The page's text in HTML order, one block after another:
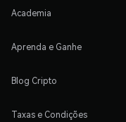
Academia
Aprenda e Ganhe
Blog Cripto
Taxas e Condições